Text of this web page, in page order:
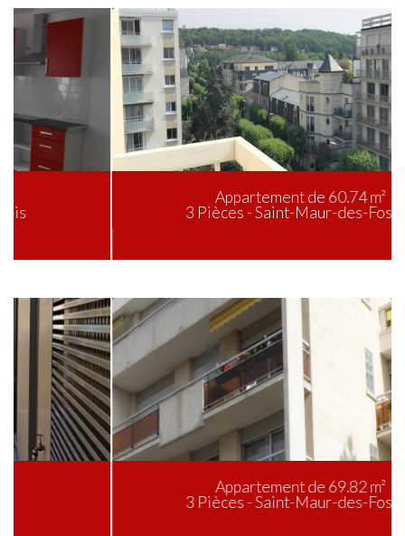
Appartement de 60.74 m²
3 Pièces - Saint-Maur-des-Fossés
Appartement de 69.82 m²
3 Pièces - Saint-Maur-des-Fossés